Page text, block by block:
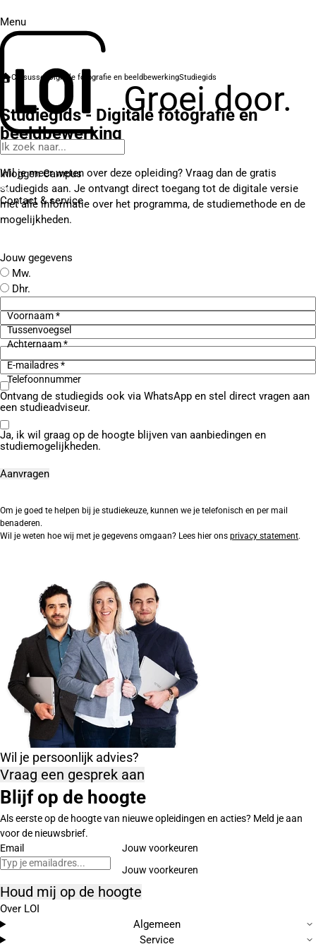
Menu
Groei door.
Inloggen Campus
Contact& service
Cursussen Digitale fotografie en beeldbewerkingStudiegids
Studiegids - Digitale fotografie en
beeldbewerking
Wil je meer weten over deze opleiding? Vraag dan de gratis
studiegids aan. Je ontvangt direct toegang tot de digitale versie
met alle informatie over het programma, de studiemethode en de
mogelijkheden.
Jouw gegevens
Mw.
Dhr.
Voornaam *
Tussenvoegsel
Achternaam *
E-mailadres *
Telefoonnummer
Ontvang de studiegids ook via WhatsApp en stel direct vragen aan
een studieadviseur.
Ja, ik wil graag op de hoogte blijven van aanbiedingen en
studiemogelijkheden.
Om je goed te helpen bij je studiekeuze, kunnen we je telefonisch en per mail
benaderen.
Wil je weten hoe wij met je gegevens omgaan? Lees hier ons privacy statement.
Wil je persoonlijk advies?
Vraag een gesprek aan
Blijf op de hoogte
Als eerste op de hoogte van nieuwe opleidingen en acties? Meld je aan
voor de nieuwsbrief.
Email
Jouw voorkeuren
Houd mij op de hoogte
Over LOI
Algemeen
Service